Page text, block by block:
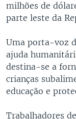
milhões de
parte leste da
Uma porta-voz
ajuda
destina-se a
crianças
educação e
Trabalhadores